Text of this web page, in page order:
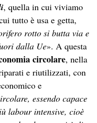
, quella in cui viviamo
tutto è usa e getta,
rotto si butta via e
dalla Ue». A questa
circolare, nella
e riutilizzati, con
e
essendo capace
labour intensive, cioè